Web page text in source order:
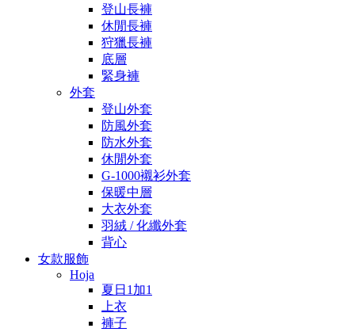
登山長褲
休閒長褲
狩獵長褲
底層
緊身褲
外套
登山外套
防風外套
防水外套
休閒外套
G-1000襯衫外套
保暖中層
大衣外套
羽絨 / 化纖外套
背心
女款服飾
Hoja
夏日1加1
上衣
褲子